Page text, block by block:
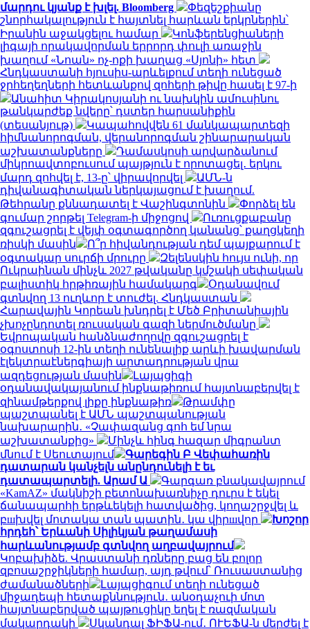
մարդու կյանք է խլել. Bloomberg
Փեզեշքիանը
շնորհակալություն է հայտնել հարևան երկրներին՝
Իրանին աջակցելու համար
Կոնֆերենցիաների
լիգայի որակավորման երրորդ փուլի առաջին
խաղում «Նոան» ոչ-ոքի խաղաց «Սյոնի» հետ
Հնդկաստանի հյուսիս-արևելքում տեղի ունեցած
ջրհեղեղների հետևանքով զոհերի թիվը հասել է 97-ի
Անահիտ Կիրակոսյանի ու նախկին ամուսինու
թանկարժեք նվերը՝ դստեր հարսանիքին
(տեսանյութ)
Կապահովվեն 61 մանկապարտեզի
հիմնանորոգման, վերանորոգման շինարարական
աշխատանքները
Դամասկոսի արվարձանում
միկրոավտոբուսում պայթյուն է որոտացել․ երկու
մարդ զոհվել է, 13-ը՝ վիրավորվել
ԱՄՆ-ն
դիվանագիտական ներկայացում է խաղում.
Թեհրանը քննադատել է Վաշինգտոնին
Փորձել են
գումար շորթել Telegram-ի միջոցով
Ուռուցքաբանը
զգուշացրել է վեյփ օգտագործող կանանց՝ քաղցկեղի
ռիսկի մասին
Ո՞ր հիվանդության դեմ պայքարում է
օգտակար սուրճի մրուրը
Զելենսկին հույս ունի, որ
Ուկրաինան մինչև 2027 թվականը կմշակի սեփական
բալիստիկ հրթիռային համակարգ
Օդանավում
գտնվող 13 ուղևոր է տուժել. Հնդկաստան
Հարավային Կորեան խնդրել է Մեծ Բրիտանիային
չխոչընդոտել ռուսական գազի ներմուծմանը
Եվրոպական հանձնաժողովը զգուշացրել է
օգոստոսի 12-ին տեղի ունենալիք արևի խավարման
էլեկտրաէներգիայի արտադրության վրա
ազդեցության մասին
Լայպցիգի
օդանավակայանում ինքնաթիռում հայտնաբերվել է
զինամթերքով լիքը ինքնաթիռ
Թրամփը
պաշտպանել է ԱՄՆ պաշտպանության
նախարարին․ «Չափազանց գոհ եմ նրա
աշխատանքից»
Մինչև հինգ հազար միգրանտ
մնում է Սեուտայում
Գարեգին Բ Վեփահառին
դատարան կանչելն անընդունելի է եւ
դատապարտելի. Արամ Ա
Գարգառ բնակավայրում
«KamAZ» մակնիշի բետոնախառնիչը դուրս է եկել
ճանապարհի երթևեկելի հատվածից, կողաշրջվել և
բшխվել մոտակա տան պատին․ կա վիրшվոր
Խոշոր
հրդեհ՝ Երևանի Սիլիկյան թաղամասի
հարևանությամբ գտնվող աղբավայրում
Կոբախիձե. Վրաստանի դռները բաց են բոլոր
զբոսաշրջիկների համար, այդ թվում՝ Ռուսաստանից
ժամանածների
Լայպցիգում տեղի ունեցած
միջադեպի հետաքննություն․ անօդաչուի մոտ
հայտնաբերված պայթուցիկը եղել է ռազմական
մակարդակի
Սկանդալ ՖԻՖԱ-ում․ ՈՒԵՖԱ-ն մերժել է